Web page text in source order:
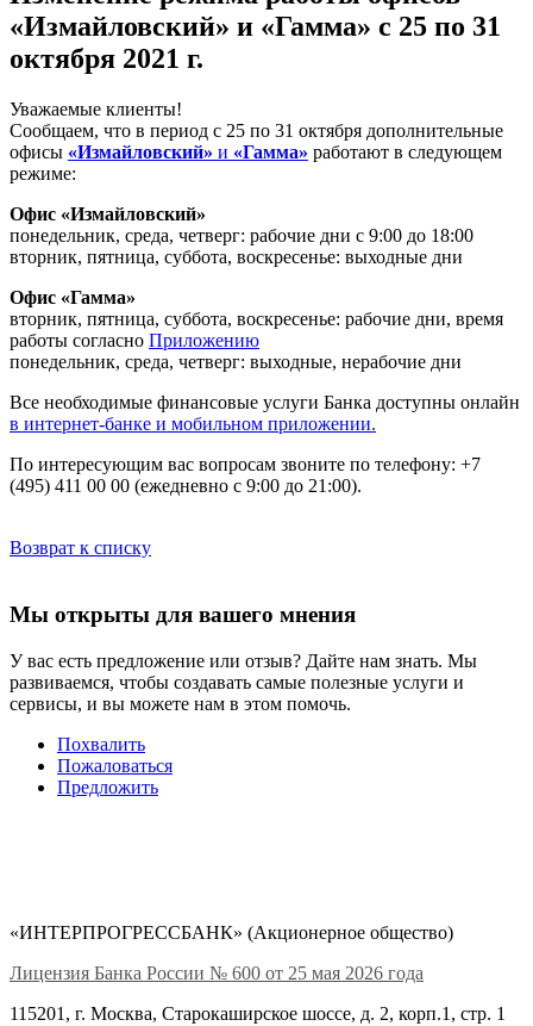
«Измайловский» и «Гамма» с 25 по 31
октября 2021 г.
Уважаемые клиенты!
Сообщаем, что в период с 25 по 31 октября дополнительные
офисы «Измайловский» и «Гамма» работают в следующем
режиме:
Офис «Измайловский»
понедельник, среда, четверг: рабочие дни с 9:00 до 18:00
вторник, пятница, суббота, воскресенье: выходные дни
Офис «Гамма»
вторник, пятница, суббота, воскресенье: рабочие дни, время
работы согласно Приложению
понедельник, среда, четверг: выходные, нерабочие дни
Все необходимые финансовые услуги Банка доступны онлайн
в интернет-банке и мобильном приложении.
По интересующим вас вопросам звоните по телефону: +7
(495) 411 00 00 (ежедневно с 9:00 до 21:00).
Возврат к списку
Мы открыты для вашего мнения
У вас есть предложение или отзыв? Дайте нам знать. Мы
развиваемся, чтобы создавать самые полезные услуги и
сервисы, и вы можете нам в этом помочь.
Похвалить
Пожаловаться
Предложить
«ИНТЕРПРОГРЕССБАНК» (Акционерное общество)
Лицензия Банка России № 600 от 25 мая 2026 года
115201, г. Москва, Старокаширское шоссе, д. 2, корп.1, стр. 1